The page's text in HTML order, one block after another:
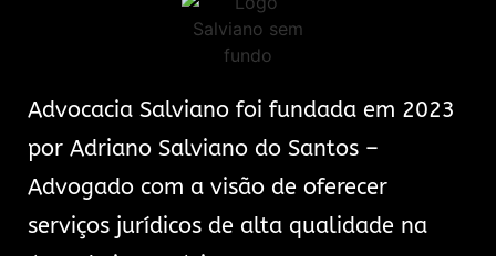
Advocacia Salviano foi fundada em 2023
por Adriano Salviano do Santos –
Advogado com a visão de oferecer
serviços jurídicos de alta qualidade na